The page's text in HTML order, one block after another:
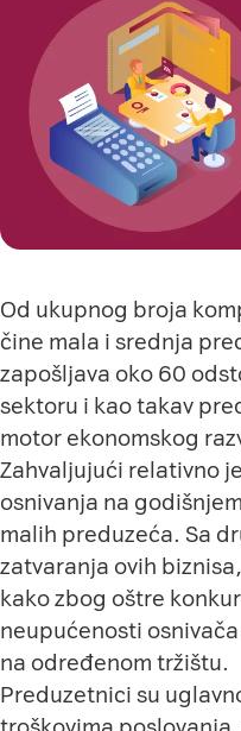
Od ukupnog broja
čine mala i srednja
zapošljava oko 60
sektoru i kao takav
motor ekonomskog
Zahvaljujući relativno
osnivanja na
malih preduzeća. Sa
zatvaranja ovih
kako zbog oštre
neupućenosti
na određenom tržištu.
Preduzetnici su